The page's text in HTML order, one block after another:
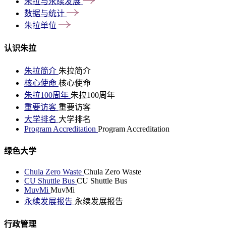
数据与统计
朱拉单位
认识朱拉
朱拉简介 朱拉简介
核心使命 核心使命
朱拉100周年 朱拉100周年
重要访客 重要访客
大学排名 大学排名
Program Accreditation Program Accreditation
绿色大学
Chula Zero Waste Chula Zero Waste
CU Shuttle Bus CU Shuttle Bus
MuvMi MuvMi
永续发展报告 永续发展报告
行政管理